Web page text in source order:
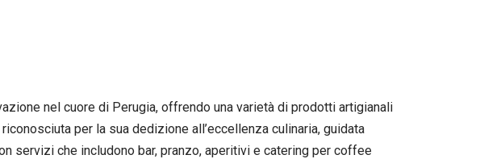
nel cuore di Perugia, offrendo una varietà di prodotti artigianali
per la sua dedizione all’eccellenza culinaria, guidata
servizi che includono bar, pranzo, aperitivi e catering per coffee